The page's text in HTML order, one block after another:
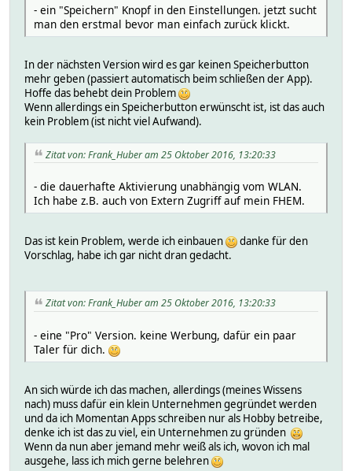
- ein "Speichern" Knopf in den Einstellungen. jetzt sucht
man den erstmal bevor man einfach zurück klickt.
In der nächsten Version wird es gar keinen Speicherbutton
mehr geben (passiert automatisch beim schließen der App).
Hoffe das behebt dein Problem
Wenn allerdings ein Speicherbutton erwünscht ist, ist das auch
kein Problem (ist nicht viel Aufwand).
Zitat von: Frank_Huber am 25 Oktober 2016, 13:20:33
- die dauerhafte Aktivierung unabhängig vom WLAN.
Ich habe z.B. auch von Extern Zugriff auf mein FHEM.
Das ist kein Problem, werde ich einbauen
danke für den
Vorschlag, habe ich gar nicht dran gedacht.
Zitat von: Frank_Huber am 25 Oktober 2016, 13:20:33
- eine "Pro" Version. keine Werbung, dafür ein paar
Taler für dich.
An sich würde ich das machen, allerdings (meines Wissens
nach) muss dafür ein klein Unternehmen gegründet werden
und da ich Momentan Apps schreiben nur als Hobby betreibe,
denke ich ist das zu viel, ein Unternehmen zu gründen
Wenn da nun aber jemand mehr weiß als ich, wovon ich mal
ausgehe, lass ich mich gerne belehren